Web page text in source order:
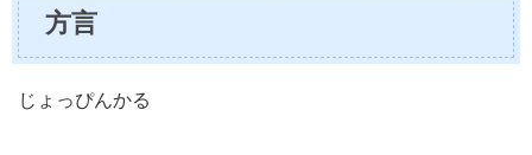
方言
じょっぴんかる